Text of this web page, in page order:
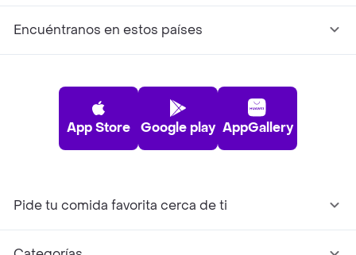
Encuéntranos en estos países
App Store Google play AppGallery
Pide tu comida favorita cerca de ti